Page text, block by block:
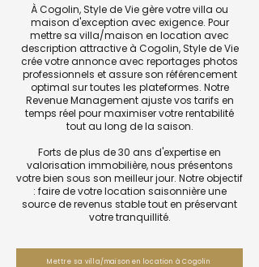
À Cogolin, Style de Vie gère votre villa ou
maison d'exception avec exigence. Pour
mettre sa villa/maison en location avec
description attractive à Cogolin, Style de Vie
crée votre annonce avec reportages photos
professionnels et assure son référencement
optimal sur toutes les plateformes. Notre
Revenue Management ajuste vos tarifs en
temps réel pour maximiser votre rentabilité
tout au long de la saison.
Forts de plus de 30 ans d'expertise en
valorisation immobilière, nous présentons
votre bien sous son meilleur jour. Notre objectif
: faire de votre location saisonnière une
source de revenus stable tout en préservant
votre tranquillité.
Mettre sa villa/maison en location à Cogolin